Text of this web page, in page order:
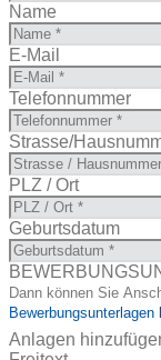
Name
E-Mail
Telefonnummer
Strasse/
PLZ / Ort
Geburtsdatum
Dann können Sie
Anlagen